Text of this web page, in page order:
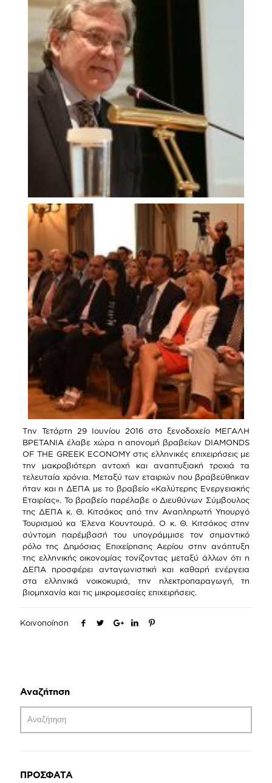
Tην Τετάρτη 29 Ιουνίου 2016 στο ξενοδοχείο ΜΕΓΑΛΗ
ΒΡΕΤΑΝΙΑ έλαβε χώρα η απονομή βραβείων DIAMONDS
OF THE GREEK ECONOMY στις ελληνικές επιχειρήσεις με
την μακροβιότερη αντοχή και αναπτυξιακή τροχιά τα
τελευταία χρόνια. Μεταξύ των εταιριών που βραβεύθηκαν
ήταν και η ΔΕΠΑ με το βραβείο «Καλύτερης Ενεργειακής
Εταιρίας». Το βραβείο παρέλαβε ο Διευθύνων Σύμβουλος
της ΔΕΠΑ κ. Θ. Κιτσάκος από την Αναπληρωτή Υπουργό
Τουρισμού κα Έλενα Κουντουρά. Ο κ. Θ. Κιτσάκος στην
σύντομη παρέμβασή του υπογράμμισε τον σημαντικό
ρόλο της Δημόσιας Επιχείρησης Αερίου στην ανάπτυξη
της ελληνικής οικονομίας τονίζοντας μεταξύ άλλων ότι η
ΔΕΠΑ προσφέρει ανταγωνιστική και καθαρή ενέργεια
στα ελληνικά νοικοκυριά, την ηλεκτροπαραγωγή, τη
βιομηχανία και τις μικρομεσαίες επιχειρήσεις.
Κοινοποίηση
Αναζήτηση
ΠΡΟΣΦΑΤΑ